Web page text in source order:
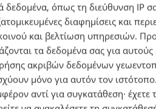
όπως τη διεύθυνση IP
διαφημίσεις και
και βελτίωση υπηρεσιών.
τα δεδομένα σας για
ακριβών δεδομένων
μόνο για αυτόν τον
αντί για συγκατάθεση· έχετε